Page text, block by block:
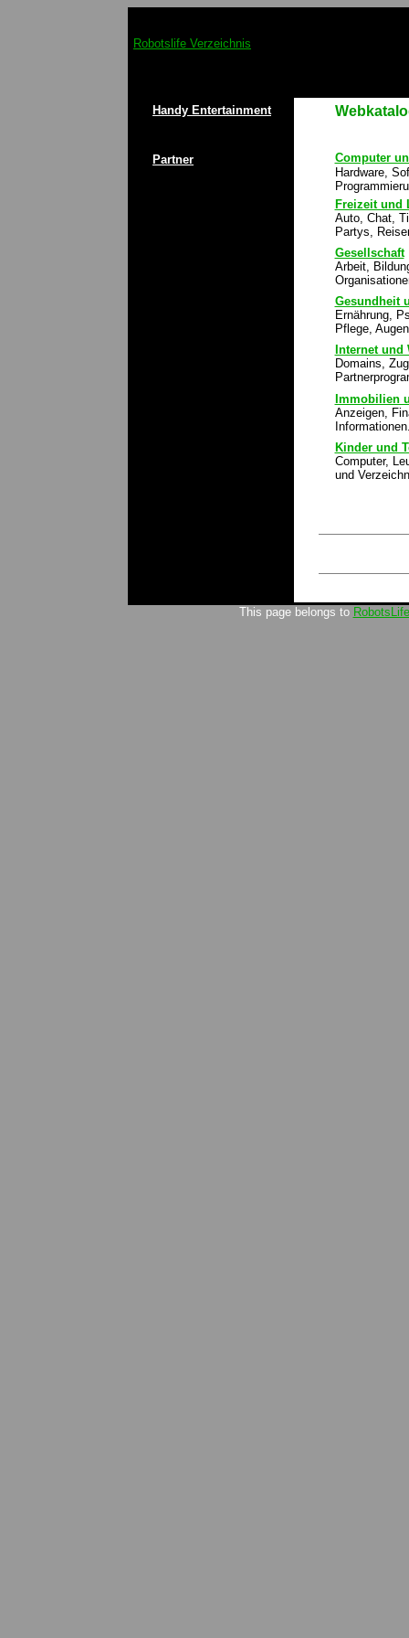
Robotslife Verzeichnis
Handy Entertainment
Partner
Computer
Hardware,
Freizeit und
Auto, Chat,
Partys,
Gesellschaft
Arbeit,
Gesundheit
Ernährung,
Pflege,
Internet und
Domains,
Immobilien
Anzeigen,
Kinder und
Computer,
und
This page belongs to